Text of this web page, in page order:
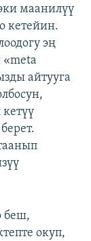
маанилүү
кетейин.
эң
«meta
айтууга
беш,
окуп,